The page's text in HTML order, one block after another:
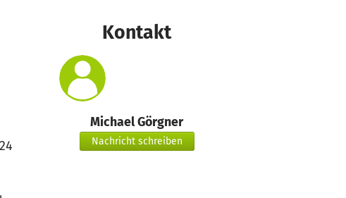
Kontakt
Michael Görgner
Nachricht schreiben